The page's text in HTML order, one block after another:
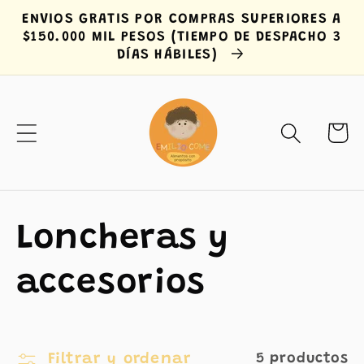
directamente
al contenido
ENVIOS GRATIS POR COMPRAS SUPERIORES A
$150.000 MIL PESOS (TIEMPO DE DESPACHO 3
DÍAS HÁBILES)
Carrito
C
o
Loncheras y
accesorios
Filtrar y ordenar 5 productos